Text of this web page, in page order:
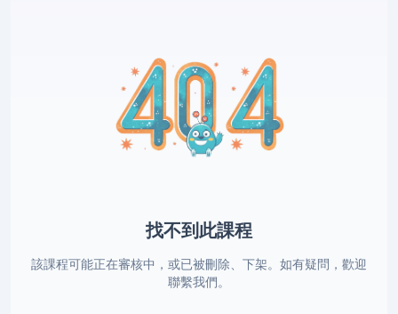
找不到此課程
該課程可能正在審核中，或已被刪除、下架。如有疑問，歡迎
聯繫我們。